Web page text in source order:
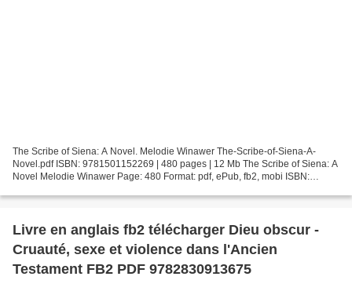
The Scribe of Siena: A Novel. Melodie Winawer The-Scribe-of-Siena-A-
Novel.pdf ISBN: 9781501152269 | 480 pages | 12 Mb The Scribe of Siena: A
Novel Melodie Winawer Page: 480 Format: pdf, ePub, fb2, mobi ISBN:
Livre en anglais fb2 télécharger Dieu obscur -
Cruauté, sexe et violence dans l'Ancien
Testament FB2 PDF 9782830913675